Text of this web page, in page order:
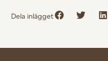
Dela inlägget